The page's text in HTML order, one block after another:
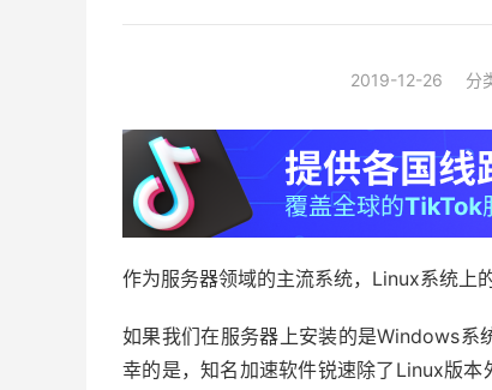
2019-12-26 分
作为服务器领域的主流系统，Linux系统上
如果我们在服务器上安装的是Windows系
幸的是，知名加速软件锐速除了Linux版